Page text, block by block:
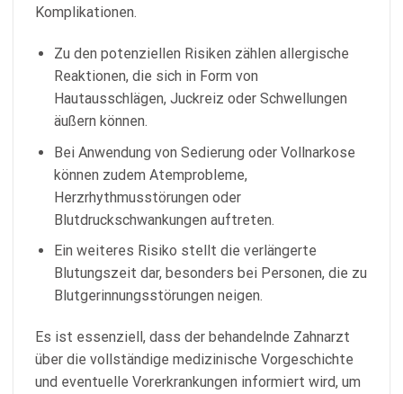
Komplikationen.
Zu den potenziellen Risiken zählen allergische
Reaktionen, die sich in Form von
Hautausschlägen, Juckreiz oder Schwellungen
äußern können.
Bei Anwendung von Sedierung oder Vollnarkose
können zudem Atemprobleme,
Herzrhythmusstörungen oder
Blutdruckschwankungen auftreten.
Ein weiteres Risiko stellt die verlängerte
Blutungszeit dar, besonders bei Personen, die zu
Blutgerinnungsstörungen neigen.
Es ist essenziell, dass der behandelnde Zahnarzt
über die vollständige medizinische Vorgeschichte
und eventuelle Vorerkrankungen informiert wird, um